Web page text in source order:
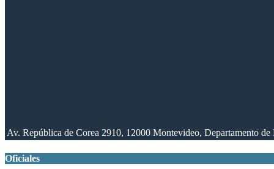
Av. República de Corea 2910, 12000 Montevideo, Departamento
Oficiales